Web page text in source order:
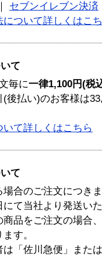
セブンイレブン決済
について詳しくはこ
て
毎に一律1,100円(税
後払い)のお客様は
いて詳しくはこちら
て
場合のご注文につき
にて当社より発送い
商品をご注文の場合
す。
「佐川急便」また